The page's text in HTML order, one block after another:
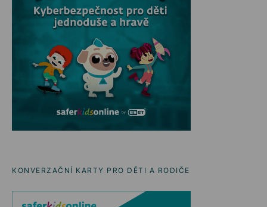
KONVERZAČNÍ KARTY PRO DĚTI A RODIČE